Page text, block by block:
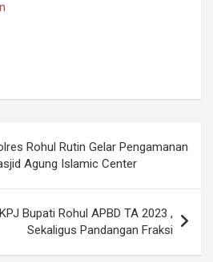
Rohul Rutin Gelar Pengamanan
Agung Islamic Center
Bupati Rohul APBD TA 2023 ,
Sekaligus Pandangan Fraksi